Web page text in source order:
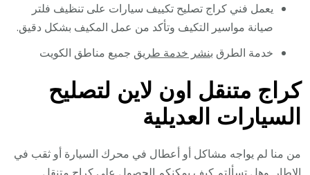
يعمل فني كراج تصليح تكييف سيارات على تنظيف فلتر
صيانة مواسير التكيف وتأكد من عمل المكيف بشكل دقيق.
خدمة الطرق بنشر خدمة طريق جميع مناطق الكويت
كراج متنقل اون لاين لتصليح
السيارات العديلية
من منا لم يواجه مشاكل أو أعطال في محرك السيارة أو ثقب في